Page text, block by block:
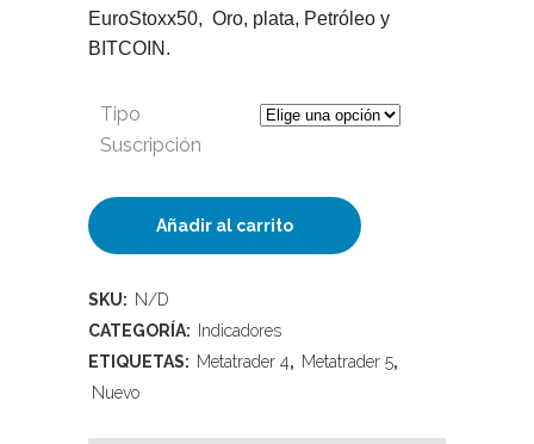
EuroStoxx50, Oro, plata, Petróleo y
BITCOIN.
Tipo
Suscripción
VolumePack+BigTrade
quantity
Añadir al carrito
SKU: N/D
CATEGORÍA:
Indicadores
ETIQUETAS: Metatrader 4, Metatrader 5,
Nuevo